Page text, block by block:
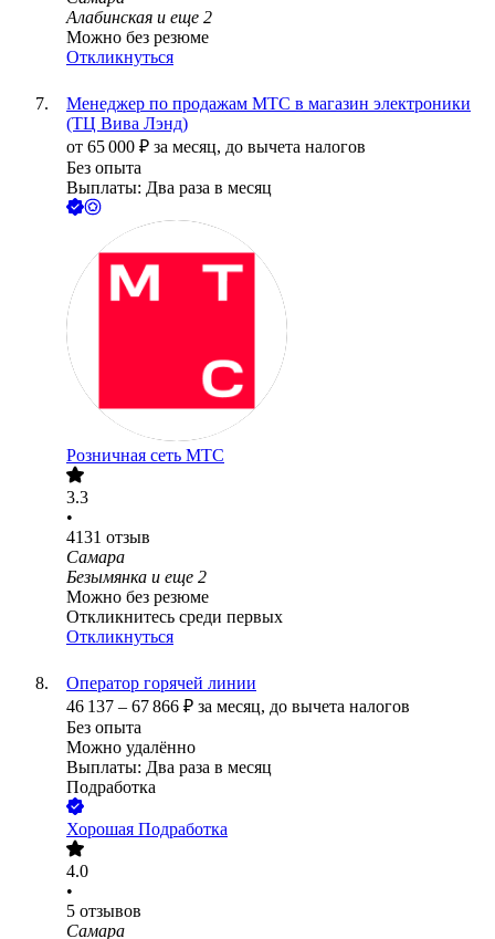
Алабинская и еще 2
Можно без резюме
Откликнуться
Менеджер по продажам МТС в магазин электроники
(ТЦ Вива Лэнд)
от 65 000 ₽ за месяц, до вычета налогов
Без опыта
Выплаты: Два раза в месяц
Розничная сеть МТС
3.3
•
4131 отзыв
Самара
Безымянка и еще 2
Можно без резюме
Откликнитесь среди первых
Откликнуться
Оператор горячей линии
46 137 – 67 866 ₽ за месяц, до вычета налогов
Без опыта
Можно удалённо
Выплаты: Два раза в месяц
Подработка
Хорошая Подработка
4.0
•
5 отзывов
Самара